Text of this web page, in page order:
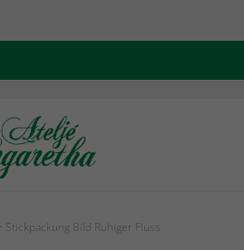
> Stickpackung Bild Ruhiger Fluss